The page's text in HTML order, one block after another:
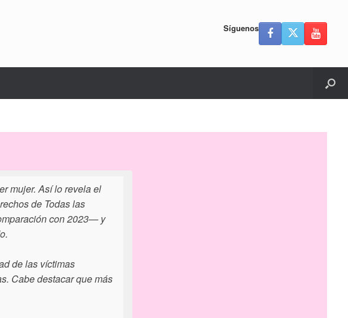
Síguenos
mujer. Así lo revela el
de Todas las
con 2023— y
de las víctimas
Cabe destacar que más